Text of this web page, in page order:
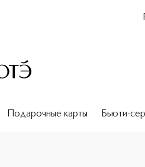
Подарочные карты Бьюти-